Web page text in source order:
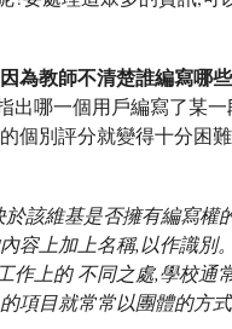
為教師不清楚誰編寫哪
出哪一個用戶編寫了某
個別評分就變得十分困
該維基是否擁有編寫權
容上加上名稱,以作識別
作上的 不同之處,學校通
項目就常常以團體的方